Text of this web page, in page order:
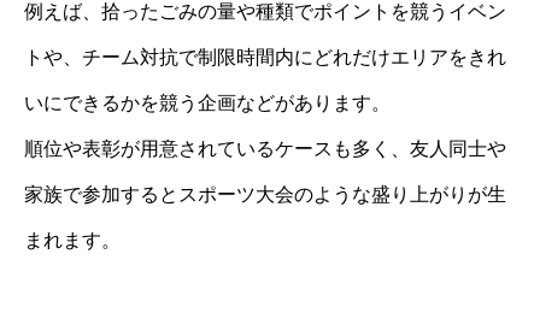
例えば、拾ったごみの量や種類でポイントを競うイベン
トや、チーム対抗で制限時間内にどれだけエリアをきれ
いにできるかを競う企画などがあります。
順位や表彰が用意されているケースも多く、友人同士や
家族で参加するとスポーツ大会のような盛り上がりが生
まれます。